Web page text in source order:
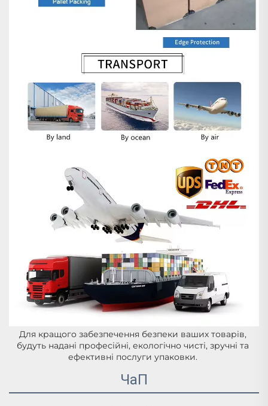
Для кращого забезпечення безпеки ваших товарів,
будуть надані професійні, екологічно чисті, зручні та
ефективні послуги упаковки.
ЧаП